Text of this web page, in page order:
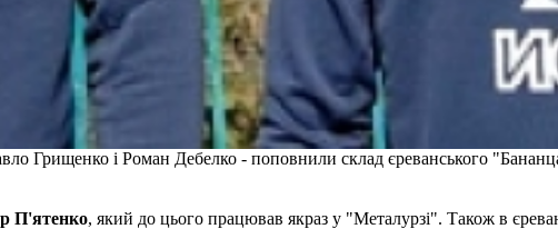
Грищенко і Роман Дебелко - поповнили склад єреванського
П'ятенко, який до цього працював якраз у "Металурзі". Також в